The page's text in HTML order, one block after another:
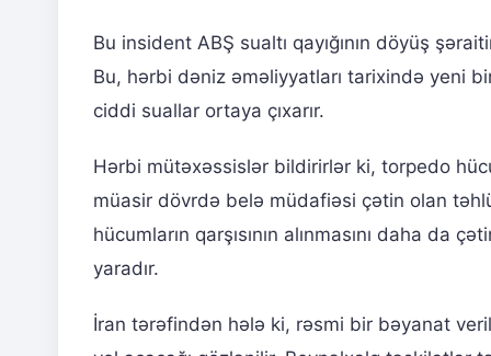
Bu insident ABŞ sualtı qayığının döyüş
Bu, hərbi dəniz əməliyyatları tarixində yeni
ciddi suallar ortaya çıxarır.
Hərbi mütəxəssislər bildirirlər ki, torpedo
müasir dövrdə belə müdafiəsi çətin olan
hücumların qarşısının alınmasını daha
yaradır.
İran tərəfindən hələ ki, rəsmi bir bəyanat